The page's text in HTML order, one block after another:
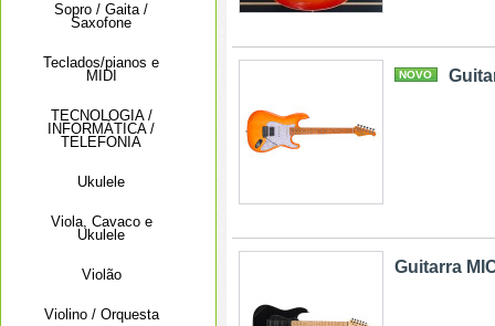
Sopro / Gaita /
Saxofone
Teclados/pianos e
MIDI
TECNOLOGIA /
INFORMÁTICA /
TELEFONIA
Ukulele
Viola, Cavaco e
Ukulele
Violão
Violino / Orquesta
NOVO
Guitarra